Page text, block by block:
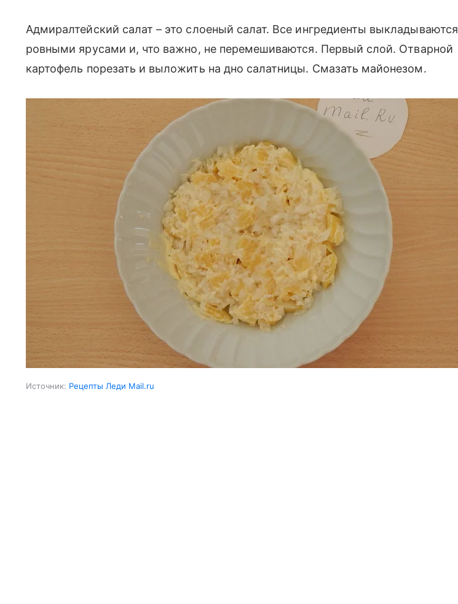
Адмиралтейский салат – это слоеный салат. Все ингредиенты выкладываются
ровными ярусами и, что важно, не перемешиваются. Первый слой. Отварной
картофель порезать и выложить на дно салатницы. Смазать майонезом.
Источник: Рецепты Леди Mail.ru